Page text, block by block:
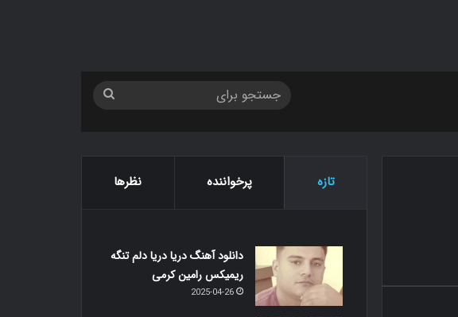
تازه پرخواننده نظرها
دانلود آهنگ دریا دریا دلم تنگه
ریمیکس رامین کرمی
2025-04-26